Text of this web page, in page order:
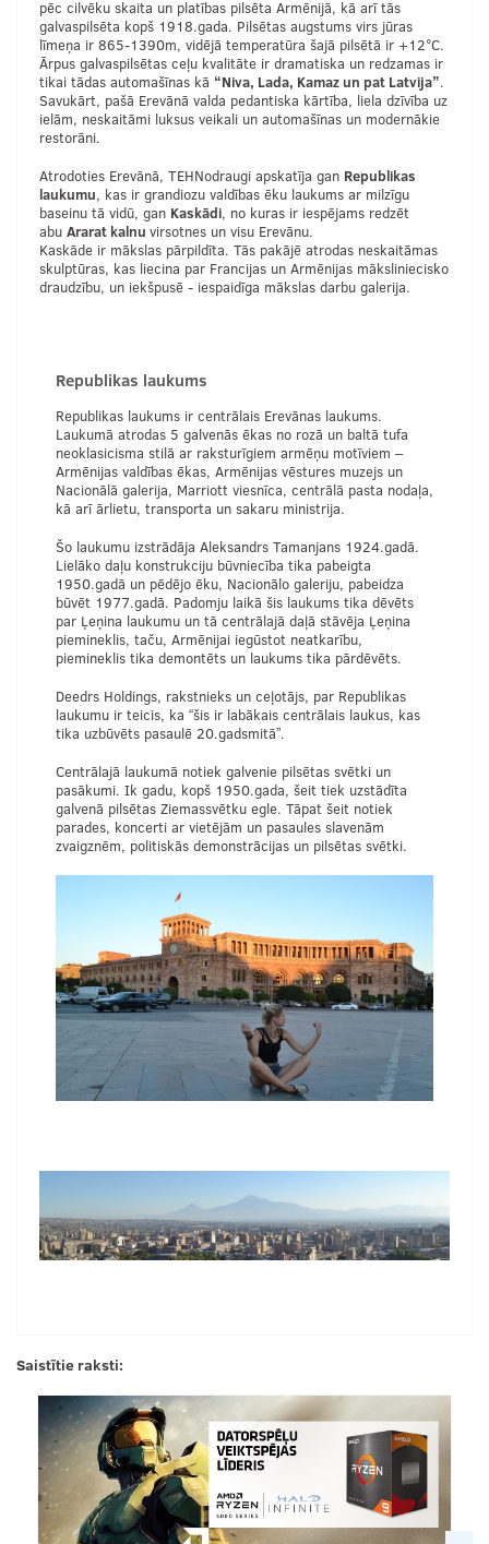
pēc cilvēku skaita un platības pilsēta Armēnijā, kā arī tās
galvaspilsēta kopš 1918.gada. Pilsētas augstums virs jūras
līmeņa ir 865-1390m, vidējā temperatūra šajā pilsētā ir +12°C.
Ārpus galvaspilsētas ceļu kvalitāte ir dramatiska un redzamas ir
tikai tādas automašīnas kā “Niva, Lada, Kamaz un pat Latvija”.
Savukārt, pašā Erevānā valda pedantiska kārtība, liela dzīvība uz
ielām, neskaitāmi luksus veikali un automašīnas un modernākie
restorāni.
Atrodoties Erevānā, TEHNodraugi apskatīja gan Republikas
laukumu, kas ir grandiozu valdības ēku laukums ar milzīgu
baseinu tā vidū, gan Kaskādi, no kuras ir iespējams redzēt
abu Ararat kalnu virsotnes un visu Erevānu.
Kaskāde ir mākslas pārpildīta. Tās pakājē atrodas neskaitāmas
skulptūras, kas liecina par Francijas un Armēnijas māksliniecisko
draudzību, un iekšpusē - iespaidīga mākslas darbu galerija.
Republikas laukums
Republikas laukums ir centrālais Erevānas laukums.
Laukumā atrodas 5 galvenās ēkas no rozā un baltā tufa
neoklasicisma stilā ar raksturīgiem armēņu motīviem –
Armēnijas valdības ēkas, Armēnijas vēstures muzejs un
Nacionālā galerija, Marriott viesnīca, centrālā pasta nodaļa,
kā arī ārlietu, transporta un sakaru ministrija.
Šo laukumu izstrādāja Aleksandrs Tamanjans 1924.gadā.
Lielāko daļu konstrukciju būvniecība tika pabeigta
1950.gadā un pēdējo ēku, Nacionālo galeriju, pabeidza
būvēt 1977.gadā. Padomju laikā šis laukums tika dēvēts
par Ļeņina laukumu un tā centrālajā daļā stāvēja Ļeņina
piemineklis, taču, Armēnijai iegūstot neatkarību,
piemineklis tika demontēts un laukums tika pārdēvēts.
Deedrs Holdings, rakstnieks un ceļotājs, par Republikas
laukumu ir teicis, ka “šis ir labākais centrālais laukus, kas
tika uzbūvēts pasaulē 20.gadsmitā”.
Centrālajā laukumā notiek galvenie pilsētas svētki un
pasākumi. Ik gadu, kopš 1950.gada, šeit tiek uzstādīta
galvenā pilsētas Ziemassvētku egle. Tāpat šeit notiek
parades, koncerti ar vietējām un pasaules slavenām
zvaigznēm, politiskās demonstrācijas un pilsētas svētki.
Saistītie raksti: